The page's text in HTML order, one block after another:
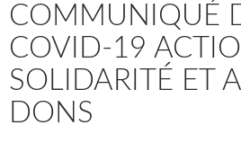
COMMUNIQUÉ
COVID-19
SOLIDARITÉ ET
DONS